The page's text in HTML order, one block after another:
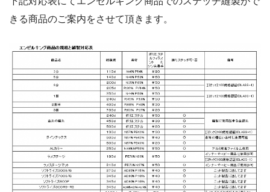
きる商品のご案内をさせて頂きます。